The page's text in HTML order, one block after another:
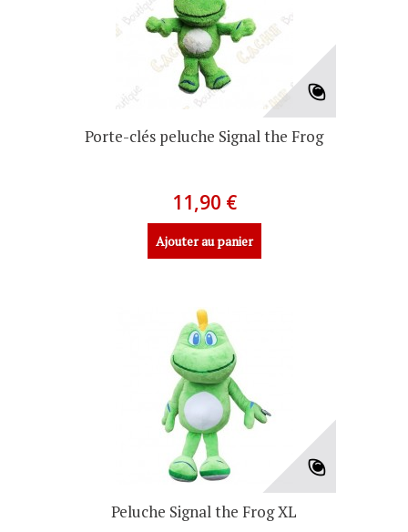
Porte-clés peluche Signal the Frog
11,90 €
Ajouter au panier
Peluche Signal the Frog XL